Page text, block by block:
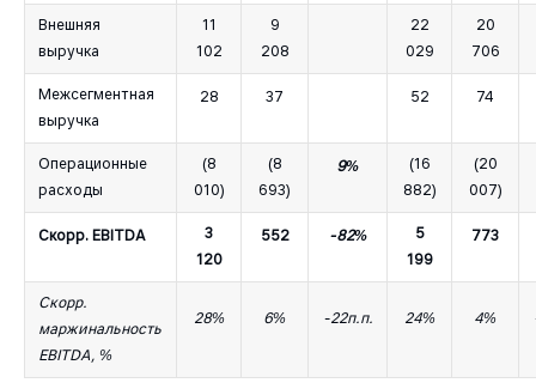
Внешняя
выручка
11
102
9
208
22
029
20
706
Межсегментная
выручка
28 37 52 74
Операционные
расходы
(8
010)
(8
693)
9%
(16
882)
(20
007)
Скорр. EBITDA
3
120
552 -82%
5
199
773
Скорр.
маржинальность
EBITDA, %
28% 6% -22п.п. 24% 4%